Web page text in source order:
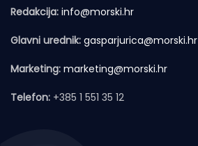
Redakcija: info@morski.hr
Glavni urednik: gasparjurica@morski.hr
Marketing: marketing@morski.hr
Telefon: +385 1 551 35 12